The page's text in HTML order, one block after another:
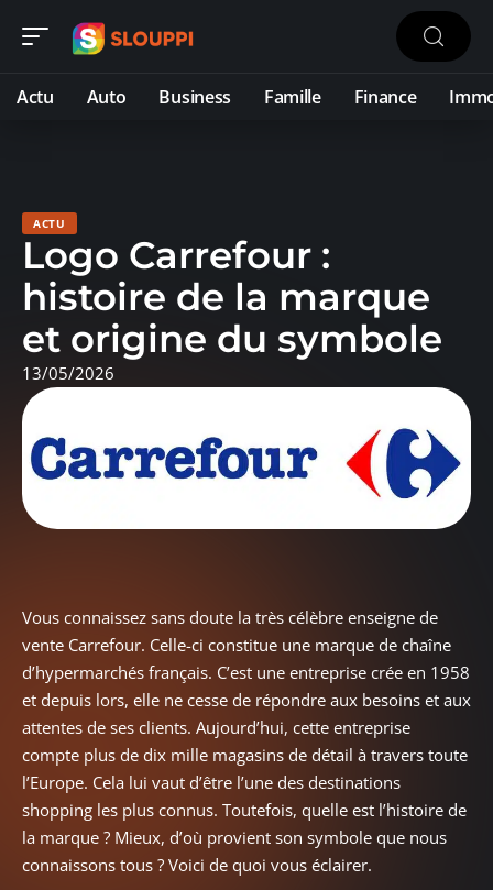
Actu Auto Business Famille Finance
ACTU
Logo Carrefour :
histoire de la marque
et origine du symbole
13/05/2026
Vous connaissez sans doute la très célèbre enseigne de
vente Carrefour. Celle-ci constitue une marque de chaîne
d’hypermarchés français. C’est une entreprise crée en 1958
et depuis lors, elle ne cesse de répondre aux besoins et aux
attentes de ses clients. Aujourd’hui, cette entreprise
compte plus de dix mille magasins de détail à travers toute
l’Europe. Cela lui vaut d’être l’une des destinations
shopping les plus connus. Toutefois, quelle est l’histoire de
la marque ? Mieux, d’où provient son symbole que nous
connaissons tous ? Voici de quoi vous éclairer.